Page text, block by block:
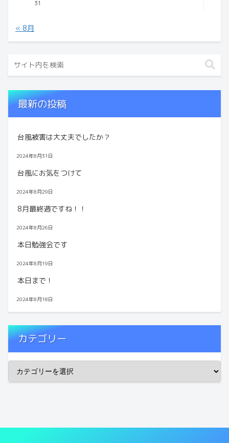
31
« 8月
最新の投稿
台風被害は大丈夫でしたか？
2024年8月31日
台風にお気をつけて
2024年8月29日
8月最終週ですね！！
2024年8月26日
本日勉強会です
2024年8月19日
本日まで！
2024年8月18日
カテゴリー